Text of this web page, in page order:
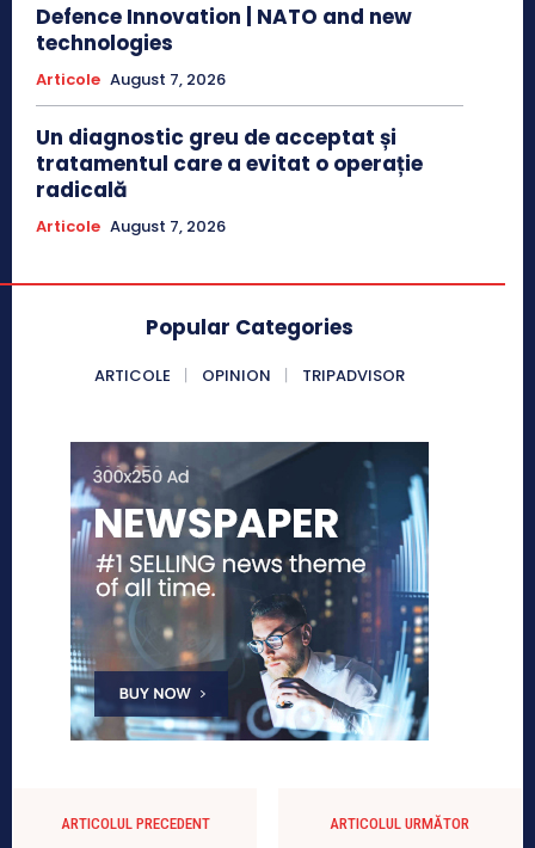
Defence Innovation | NATO and new
technologies
Articole August 7, 2026
Un diagnostic greu de acceptat și
tratamentul care a evitat o operație
radicală
Articole August 7, 2026
Popular Categories
ARTICOLE OPINION TRIPADVISOR
ARTICOLUL PRECEDENT ARTICOLUL URMĂTOR